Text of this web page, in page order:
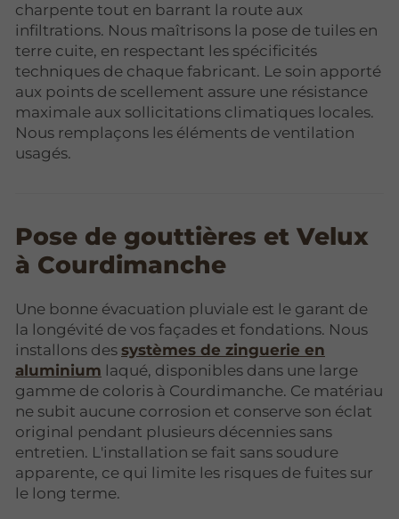
charpente tout en barrant la route aux
infiltrations. Nous maîtrisons la pose de tuiles en
terre cuite, en respectant les spécificités
techniques de chaque fabricant. Le soin apporté
aux points de scellement assure une résistance
maximale aux sollicitations climatiques locales.
Nous remplaçons les éléments de ventilation
usagés.
Pose de gouttières et Velux
à Courdimanche
Une bonne évacuation pluviale est le garant de
la longévité de vos façades et fondations. Nous
installons des systèmes de zinguerie en
aluminium laqué, disponibles dans une large
gamme de coloris à Courdimanche. Ce matériau
ne subit aucune corrosion et conserve son éclat
original pendant plusieurs décennies sans
entretien. L'installation se fait sans soudure
apparente, ce qui limite les risques de fuites sur
le long terme.